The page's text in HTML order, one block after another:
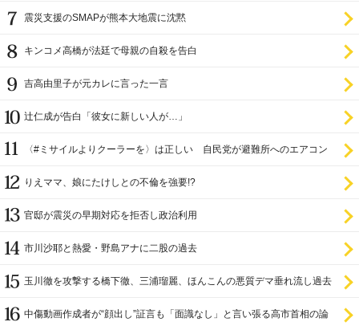
震災支援のSMAPが熊本大地震に沈黙
キンコメ高橋が法廷で母親の自殺を告白
吉高由里子が元カレに言った一言
辻仁成が告白「彼女に新しい人が…」
〈#ミサイルよりクーラーを〉は正しい 自民党が避難所へのエアコン
りえママ、娘にたけしとの不倫を強要!?
官邸が震災の早期対応を拒否し政治利用
市川沙耶と熱愛・野島アナに二股の過去
玉川徹を攻撃する橋下徹、三浦瑠麗、ほんこんの悪質デマ垂れ流し過去
中傷動画作成者が“顔出し”証言も「面識なし」と言い張る高市首相の論